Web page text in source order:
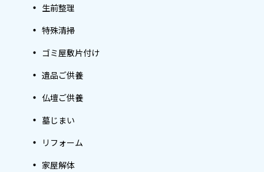
生前整理
特殊清掃
ゴミ屋敷片付け
遺品ご供養
仏壇ご供養
墓じまい
リフォーム
家屋解体